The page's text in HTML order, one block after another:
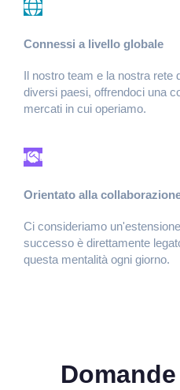
Connessi a livello globale
Il nostro team e la nostra
diversi paesi, offrendoci una
mercati in cui operiamo.
Orientato alla
Ci consideriamo
successo è direttamente
questa mentalità ogni giorno.